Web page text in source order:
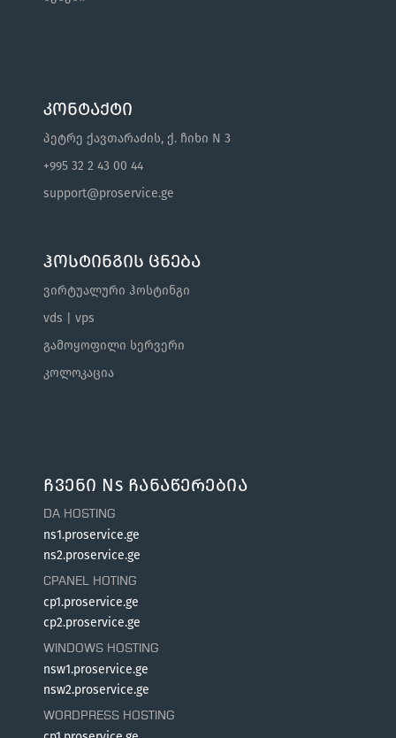
კონტაქტი
პეტრე ქავთარაძის, ქ. ჩიხი N 3
+995 32 2 43 00 44
support@proservice.ge
ჰოსტინგის ცნება
ვირტუალური ჰოსტინგი
vds | vps
გამოყოფილი სერვერი
კოლოკაცია
Ჩვენი Ns Ჩანაწერებია
DA HOSTING
ns1.proservice.ge
ns2.proservice.ge
CPANEL HOTING
cp1.proservice.ge
cp2.proservice.ge
WINDOWS HOSTING
nsw1.proservice.ge
nsw2.proservice.ge
WORDPRESS HOSTING